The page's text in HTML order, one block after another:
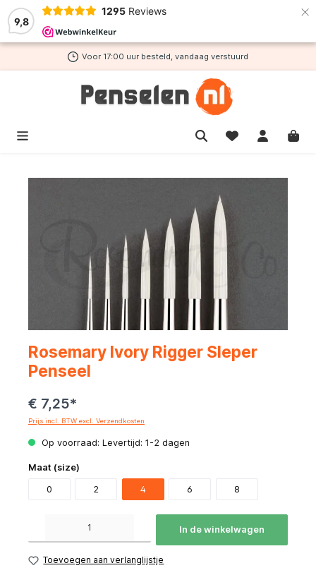
9,8
1295 Reviews ×
hoofdinhoud
Voor 17:00 uur besteld, vandaag verstuurd
Rosemary Ivory Rigger Sleper
Penseel
€ 7,25*
Prijs incl. BTW excl. Verzendkosten
Op voorraad: Levertijd: 1-2 dagen
Maat (size)
0 2 4 6 8
In de winkelwagen
Toevoegen aan verlanglijstje